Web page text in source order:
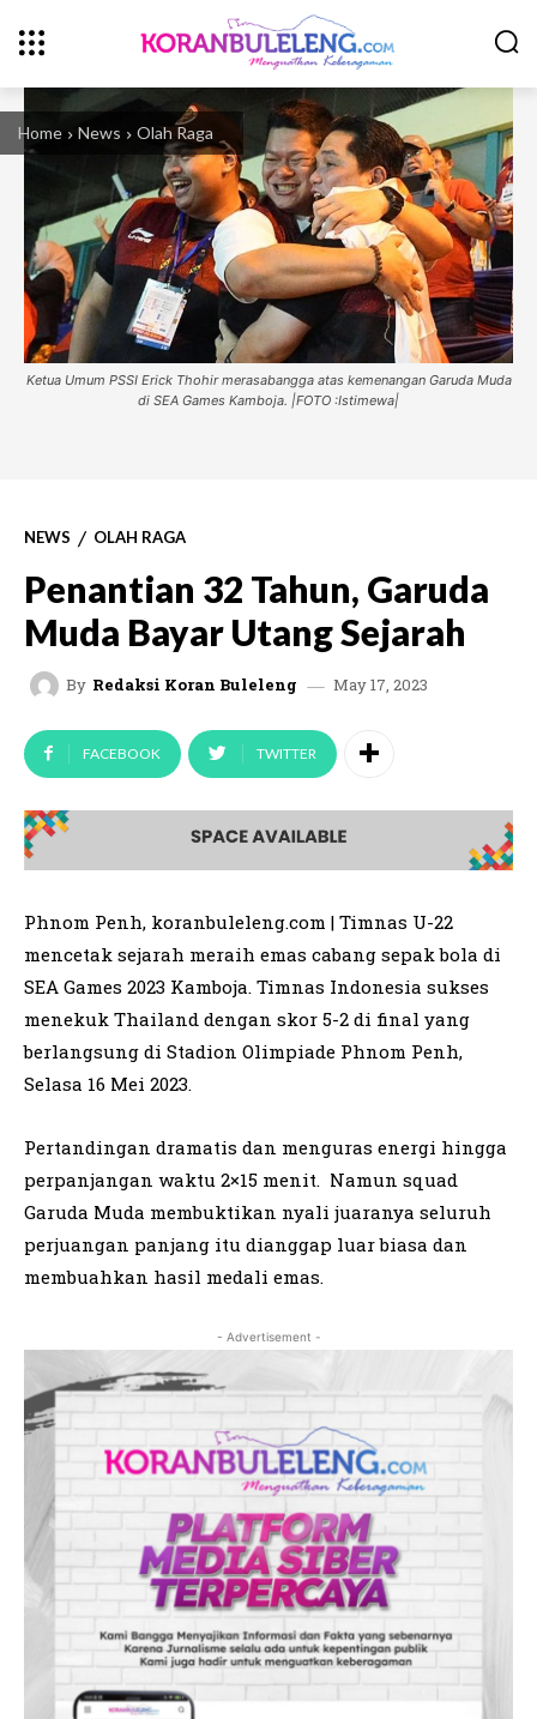
Home News Olah Raga
Ketua Umum PSSI Erick Thohir merasabangga atas kemenangan Garuda Muda
di SEA Games Kamboja. |FOTO :Istimewa|
NEWS OLAH RAGA
Penantian 32 Tahun, Garuda
Muda Bayar Utang Sejarah
By Redaksi Koran Buleleng May 17, 2023
FACEBOOK TWITTER
Phnom Penh, koranbuleleng.com | Timnas U-22
mencetak sejarah meraih emas cabang sepak bola di
SEA Games 2023 Kamboja. Timnas Indonesia sukses
menekuk Thailand dengan skor 5-2 di final yang
berlangsung di Stadion Olimpiade Phnom Penh,
Selasa 16 Mei 2023.
Pertandingan dramatis dan menguras energi hingga
perpanjangan waktu 2×15 menit. Namun squad
Garuda Muda membuktikan nyali juaranya seluruh
perjuangan panjang itu dianggap luar biasa dan
membuahkan hasil medali emas.
- Advertisement -